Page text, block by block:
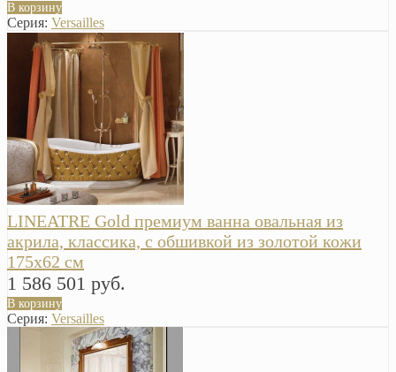
В корзину
Серия: Versailles
LINEATRE Gold премиум ванна овальная из
акрила, классика, с обшивкой из золотой кожи
175х62 см
1 586 501 руб.
В корзину
Серия: Versailles